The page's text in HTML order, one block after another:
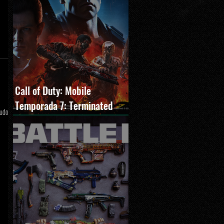
Call of Duty: Mobile
Temporada 7: Terminated
estreia com O Exterminador
do Futuro 2, novos modos e
Cronen Squall